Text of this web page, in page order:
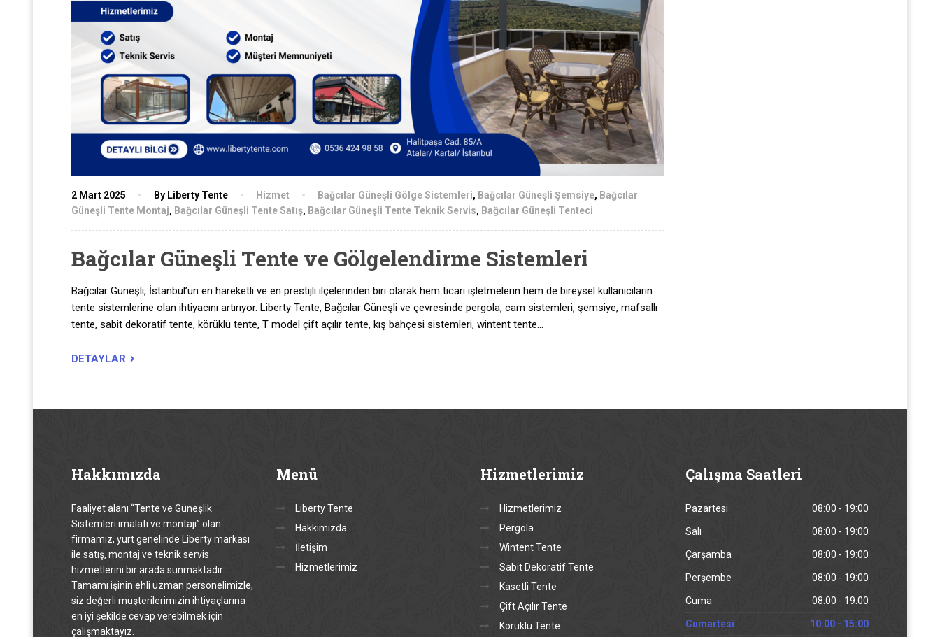
2 Mart 2025 By Liberty Tente Hizmet Bağcılar Güneşli Gölge Sistemleri, Bağcılar Güneşli Şemsiye, Bağcılar
Güneşli Tente Montaj, Bağcılar Güneşli Tente Satış, Bağcılar Güneşli Tente Teknik Servis, Bağcılar Güneşli Tenteci
Bağcılar Güneşli Tente ve Gölgelendirme Sistemleri
Bağcılar Güneşli, İstanbul’un en hareketli ve en prestijli ilçelerinden biri olarak hem ticari işletmelerin hem de bireysel kullanıcıların
tente sistemlerine olan ihtiyacını artırıyor. Liberty Tente, Bağcılar Güneşli ve çevresinde pergola, cam sistemleri, şemsiye, mafsallı
tente, sabit dekoratif tente, körüklü tente, T model çift açılır tente, kış bahçesi sistemleri, wintent tente…
DETAYLAR
Hakkımızda
Faaliyet alanı “Tente ve Güneşlik
Sistemleri imalatı ve montajı” olan
firmamız, yurt genelinde Liberty markası
ile satış, montaj ve teknik servis
hizmetlerini bir arada sunmaktadır.
Tamamı işinin ehli uzman personelimizle,
siz değerli müşterilerimizin ihtiyaçlarına
en iyi şekilde cevap verebilmek için
çalışmaktayız.
Menü
Liberty Tente
Hakkımızda
İletişim
Hizmetlerimiz
Hizmetlerimiz
Hizmetlerimiz
Pergola
Wintent Tente
Sabit Dekoratif Tente
Kasetli Tente
Çift Açılır Tente
Körüklü Tente
Çalışma Saatleri
Pazartesi 08:00 - 19:00
Salı 08:00 - 19:00
Çarşamba 08:00 - 19:00
Perşembe 08:00 - 19:00
Cuma 08:00 - 19:00
Cumartesi 10:00 - 15:00